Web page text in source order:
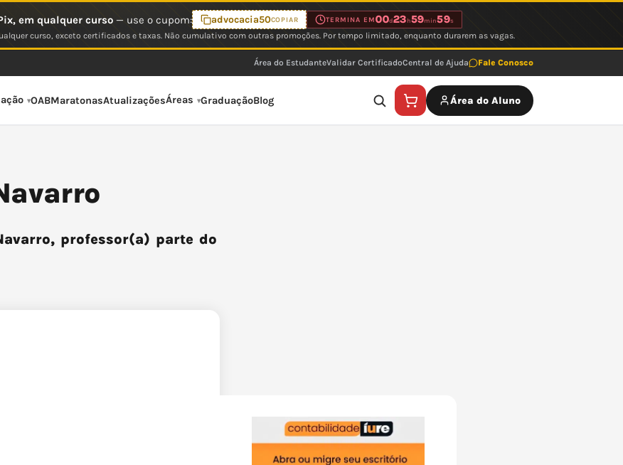
em qualquer curso— use o cupom: advocacia50COPIAR TERMINA EM00d23 h59min59s
curso, exceto certificados e taxas. Não cumulativo com outras promoções. Por tempo limitado, enquanto durarem as vagas.
Área do EstudanteValidar CertificadoCentral de Ajuda Fale Conosco
OABMaratonasAtualizaçõesÁreas GraduaçãoBlog Área do Aluno
professor(a) parte do